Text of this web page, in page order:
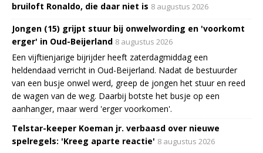
bruiloft Ronaldo, die daar niet is 8 augustus 2026
Jongen (15) grijpt stuur bij onwelwording en 'voorkomt
erger' in Oud-Beijerland 8 augustus 2026
Een vijftienjarige bijrijder heeft zaterdagmiddag een
heldendaad verricht in Oud-Beijerland. Nadat de bestuurder
van een busje onwel werd, greep de jongen het stuur en reed
de wagen van de weg. Daarbij botste het busje op een
aanhanger, maar werd 'erger voorkomen'.
Telstar-keeper Koeman jr. verbaasd over nieuwe
spelregels: 'Kreeg aparte reactie' 8 augustus 2026